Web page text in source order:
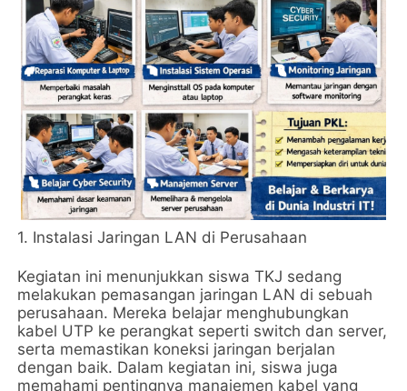
1. Instalasi Jaringan LAN di Perusahaan
Kegiatan ini menunjukkan siswa TKJ sedang
melakukan pemasangan jaringan LAN di sebuah
perusahaan. Mereka belajar menghubungkan
kabel UTP ke perangkat seperti switch dan server,
serta memastikan koneksi jaringan berjalan
dengan baik. Dalam kegiatan ini, siswa juga
memahami pentingnya manajemen kabel yang